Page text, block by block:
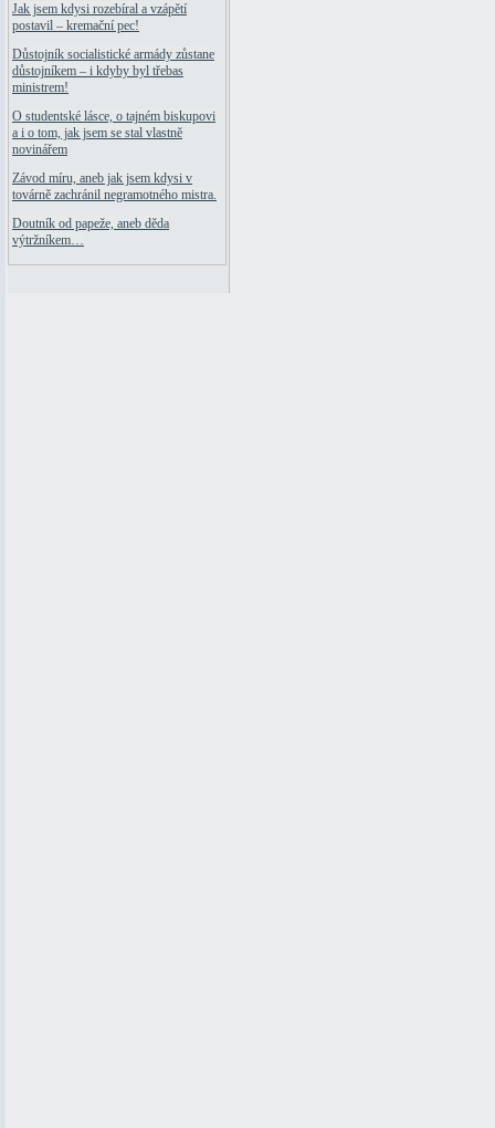
Jak jsem kdysi rozebíral a vzápětí
postavil – kremační pec!
Důstojník socialistické armády zůstane
důstojníkem – i kdyby byl třebas
ministrem!
O studentské lásce, o tajném biskupovi
a i o tom, jak jsem se stal vlastně
novinářem
Závod míru, aneb jak jsem kdysi v
továrně zachránil negramotného mistra.
Doutník od papeže, aneb děda
výtržníkem…